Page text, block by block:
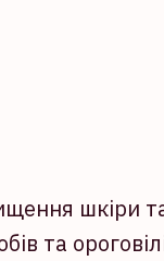
шкіри
та